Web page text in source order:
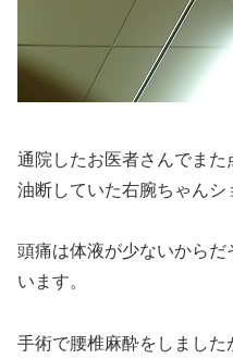
通院したお医者さんでまた
油断していた右腕ちゃんシ
頭痛は体液が少ないから
います。
手術で腰椎麻酔をしました